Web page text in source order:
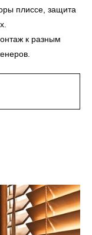
плиссе, защита
к разным